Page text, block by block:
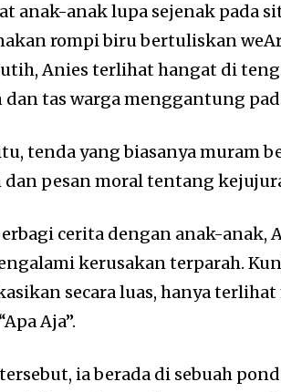
anak-anak lupa sejenak pada
rompi biru bertuliskan
Anies terlihat hangat di
dan tas warga menggantung
tenda yang biasanya muram
dan pesan moral tentang
cerita dengan anak-anak,
kerusakan terparah.
secara luas, hanya
Aja”.
ia berada di sebuah